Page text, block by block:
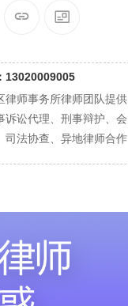
13020009005
律师事务所律师团队提供
诉讼代理、刑事辩护、会
司法协查、异地律师合作